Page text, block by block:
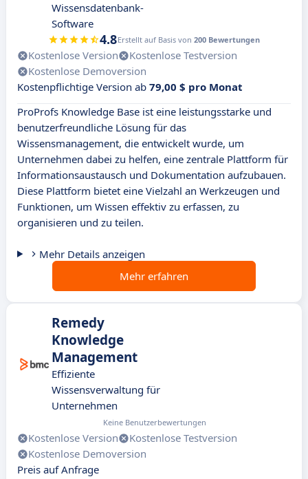
Wissensdatenbank-
Software
4.8Erstellt auf Basis von 200 Bewertungen
Kostenlose Version
Kostenlose Testversion
Kostenlose Demoversion
Kostenpflichtige Version ab 79,00 $ pro Monat
ProProfs Knowledge Base ist eine leistungsstarke und
benutzerfreundliche Lösung für das
Wissensmanagement, die entwickelt wurde, um
Unternehmen dabei zu helfen, eine zentrale Plattform für
Informationsaustausch und Dokumentation aufzubauen.
Diese Plattform bietet eine Vielzahl an Werkzeugen und
Funktionen, um Wissen effektiv zu erfassen, zu
organisieren und zu teilen.
Mehr Details anzeigen
Mehr erfahren
Remedy
Knowledge
Management
Effiziente
Wissensverwaltung für
Unternehmen
Keine Benutzerbewertungen
Kostenlose Version
Kostenlose Testversion
Kostenlose Demoversion
Preis auf Anfrage